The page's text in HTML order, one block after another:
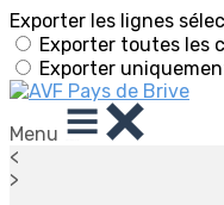
Exporter les lignes
Exporter toutes les
Exporter
Menu
<
>